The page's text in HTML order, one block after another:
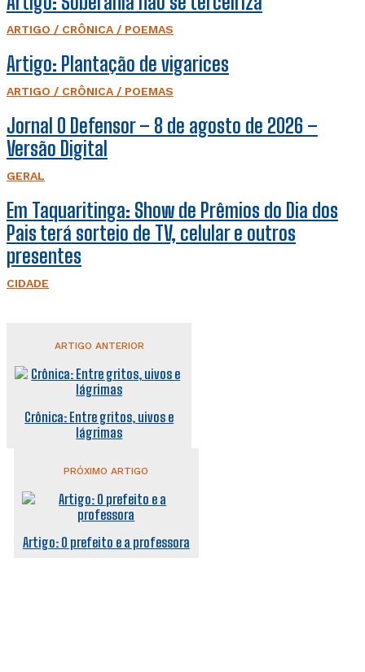
ARTIGO / CRÔNICA / POEMAS
Artigo: Plantação de vigarices
ARTIGO / CRÔNICA / POEMAS
Jornal O Defensor – 8 de agosto de 2026 –
Versão Digital
GERAL
Em Taquaritinga: Show de Prêmios do Dia dos
Pais terá sorteio de TV, celular e outros
presentes
CIDADE
ARTIGO ANTERIOR
Crônica: Entre gritos, uivos e
lágrimas
PRÓXIMO ARTIGO
Artigo: O prefeito e a professora